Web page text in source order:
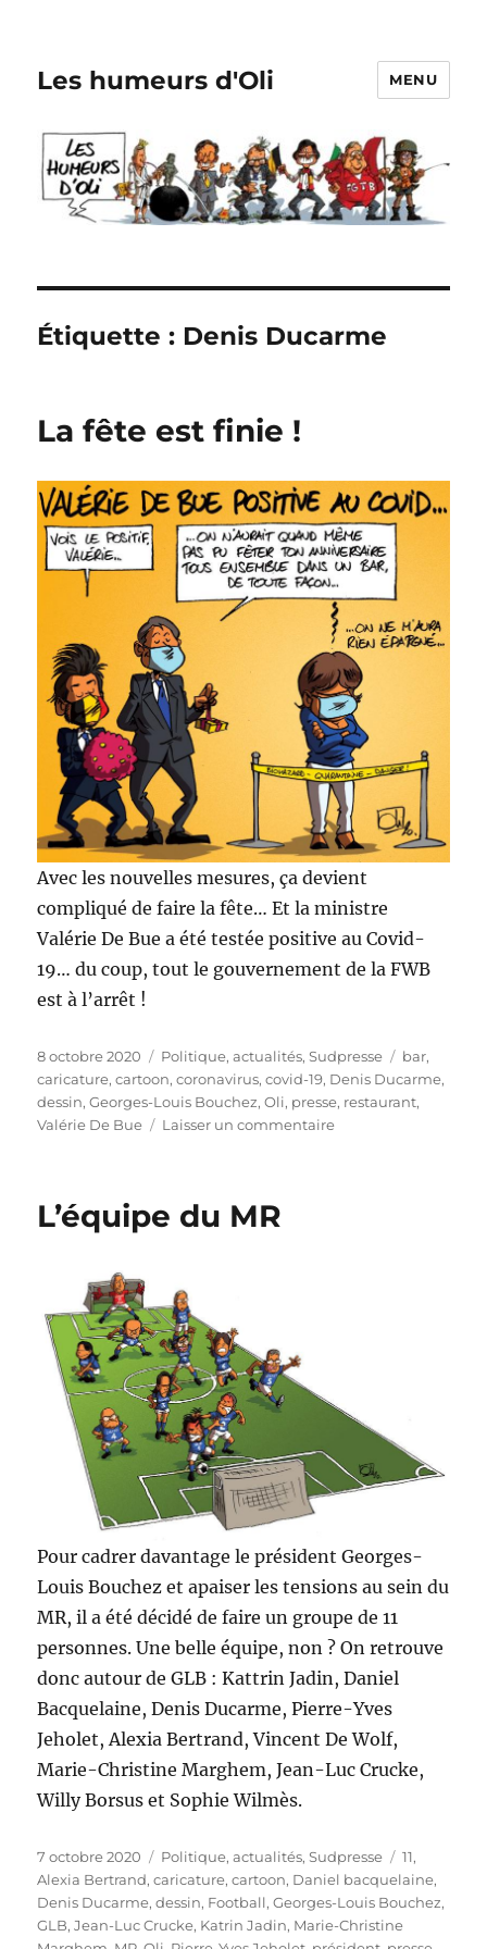
Les humeurs d'Oli MENU
Étiquette : Denis Ducarme
La fête est finie !
Avec les nouvelles mesures, ça devient
compliqué de faire la fête… Et la ministre
Valérie De Bue a été testée positive au Covid-
19… du coup, tout le gouvernement de la FWB
est à l’arrêt !
Publié
le
8 octobre 2020 Catégories
Politique, actualités,Sudpresse Étiquettes
bar,
caricature,cartoon,coronavirus,covid-19, Denis Ducarme,
dessin,Georges-Louis Bouchez,Oli, presse, restaurant,
Valérie De Bue
Laisser un commentairesur
L’équipe du MR
Pour cadrer davantage le président Georges-
Louis Bouchez et apaiser les tensions au sein du
MR, il a été décidé de faire un groupe de 11
personnes. Une belle équipe, non ? On retrouve
donc autour de GLB : Kattrin Jadin, Daniel
Bacquelaine, Denis Ducarme, Pierre-Yves
Jeholet, Alexia Bertrand, Vincent De Wolf,
Marie-Christine Marghem, Jean-Luc Crucke,
Willy Borsus et Sophie Wilmès.
Publié
le
7 octobre 2020 Catégories
Politique, actualités,Sudpresse Étiquettes
11,
Alexia Bertrand,caricature,cartoon, Daniel bacquelaine,
Denis Ducarme,dessin, Football,Georges-Louis Bouchez,
GLB,Jean-Luc Crucke, Katrin Jadin, Marie-Christine